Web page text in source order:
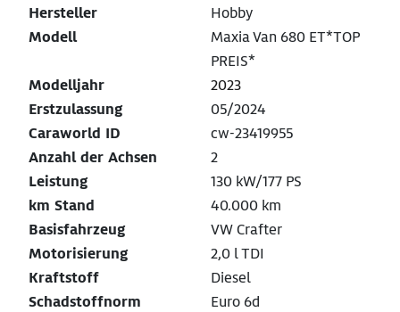
Hersteller
Hobby
Modell
Maxia Van 680 ET*TOP
PREIS*
Modelljahr
2023
Erstzulassung
05/2024
Caraworld ID
cw-23419955
Anzahl der Achsen
2
Leistung
130 kW/177 PS
km Stand
40.000 km
Basisfahrzeug
VW Crafter
Motorisierung
2,0 l TDI
Kraftstoff
Diesel
Schadstoffnorm
Euro 6d